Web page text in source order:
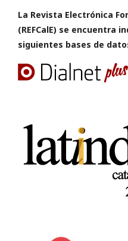
La Revista Electrónica
(REFCalE) se encuentra
siguientes bases de